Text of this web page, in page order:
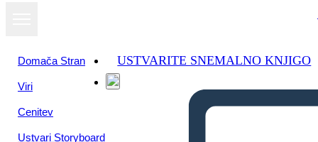
Domača Stran
Viri
Cenitev
Ustvari Storyboard
USTVARITE SNEMALNO KNJIGO